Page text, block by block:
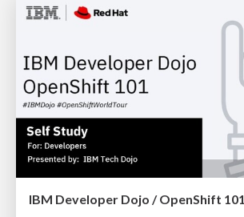
IBM Developer Dojo / OpenShift 101